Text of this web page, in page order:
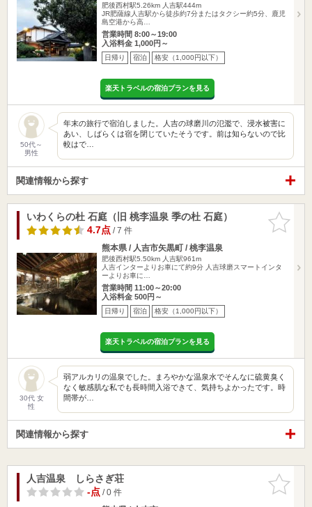
肥後西村駅5.26km 人吉駅444m
JR肥薩線人吉駅から徒歩約7分またはタクシー約5分、鹿児
島空港から高…
営業時間 8:00～19:00
入浴料金 1,000円～
日帰り 宿泊 格安（1,000円以下）
楽天トラベルの宿泊プランを見る
50代～
男性
年末の旅行で宿泊しました。人吉の球磨川の氾濫で、浸水被害に
あい、しばらくは宿を閉じていたそうです。前は知らないので比
較はで…
関連情報から探す
お気に入
りに追加
いわくらの杜 石庭（旧 桃李温泉 季の杜 石庭）
4.7点/ 7 件
熊本県 / 人吉市矢黒町 / 桃李温泉
肥後西村駅5.50km 人吉駅961m
人吉インターよりお車にて約9分 人吉球磨スマートインタ
ーよりお車に…
営業時間 11:00～20:00
入浴料金 500円～
日帰り 宿泊 格安（1,000円以下）
楽天トラベルの宿泊プランを見る
30代 女
性
弱アルカリの温泉でした。まろやかな温泉水でそんなに硫黄臭く
なく敏感肌な私でも長時間入浴できて、気持ちよかったです。時
間帯が…
関連情報から探す
お気に入
りに追加
人吉温泉 しらさぎ荘
-点/ 0 件